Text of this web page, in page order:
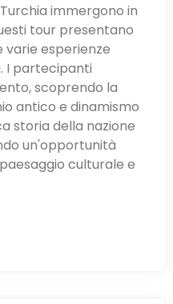
immergono in
tour presentano
varie esperienze
I partecipanti
scoprendo la
antico e dinamismo
storia della nazione
un'opportunità
culturale e